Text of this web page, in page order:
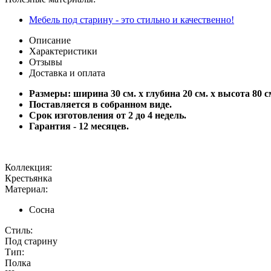
Мебель под старину - это стильно и качественно!
Описание
Характеристики
Отзывы
Доставка и оплата
Размеры: ширина 30 см. х глубина 20 см. х высота 80
Поставляется в собранном виде.
Срок изготовления от 2 до 4 недель.
Гарантия - 12 месяцев.
Коллекция:
Крестьянка
Материал:
Сосна
Стиль:
Под старину
Тип:
Полка